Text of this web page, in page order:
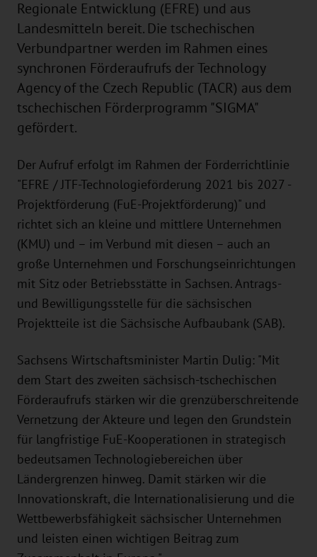
Regionale Entwicklung (EFRE) und aus
Landesmitteln bereit. Die tschechischen
Verbundpartner werden im Rahmen eines
synchronen Förderaufrufs der Technology
Agency of the Czech Republic (TACR) aus dem
tschechischen Förderprogramm "SIGMA"
gefördert.
Der Aufruf erfolgt im Rahmen der Förderrichtlinie
"EFRE / JTF-Technologieförderung 2021 bis 2027 -
Projektförderung (FuE-Projektförderung)" und
richtet sich an kleine und mittlere Unternehmen
(KMU) und – im Verbund mit diesen – auch an
große Unternehmen und Forschungseinrichtungen
mit Sitz oder Betriebsstätte in Sachsen. Antrags-
und Bewilligungsstelle für die sächsischen
Projektteile ist die Sächsische Aufbaubank (SAB).
Sachsens Wirtschaftsminister Martin Dulig: "Mit
dem Start des zweiten sächsisch-tschechischen
Förderaufrufs stärken wir die grenzüberschreitende
Vernetzung der Akteure und legen den Grundstein
für langfristige FuE-Kooperationen in strategisch
bedeutsamen Technologiebereichen über
Ländergrenzen hinweg. Damit stärken wir die
Innovationskraft, die Internationalisierung und die
Wettbewerbsfähigkeit sächsischer Unternehmen
und leisten einen wichtigen Beitrag zum